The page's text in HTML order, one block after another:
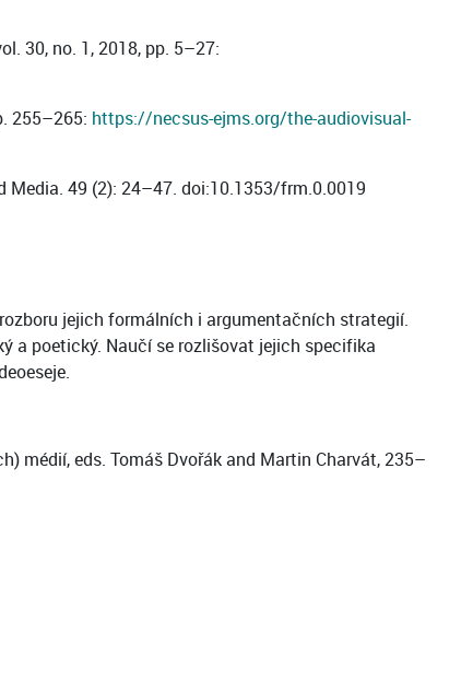
30, no. 1, 2018, pp. 5–27:
255–265: https://necsus-ejms.org/the-audiovisual-
Media. 49 (2): 24–47. doi:10.1353/frm.0.0019
jejich formálních i argumentačních strategií.
a poetický. Naučí se rozlišovat jejich specifika
médií, eds. Tomáš Dvořák and Martin Charvát, 235–